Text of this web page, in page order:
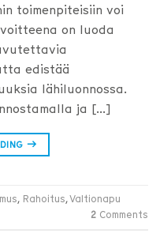
toimenpiteisiin voi
on luoda
edistää
lähiluonnossa.
ja […]
→
, Rahoitus,Valtionapu
2 Comments